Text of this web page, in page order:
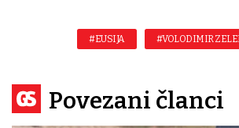
#EUSIJA #VOLODIMIR
Povezani članci